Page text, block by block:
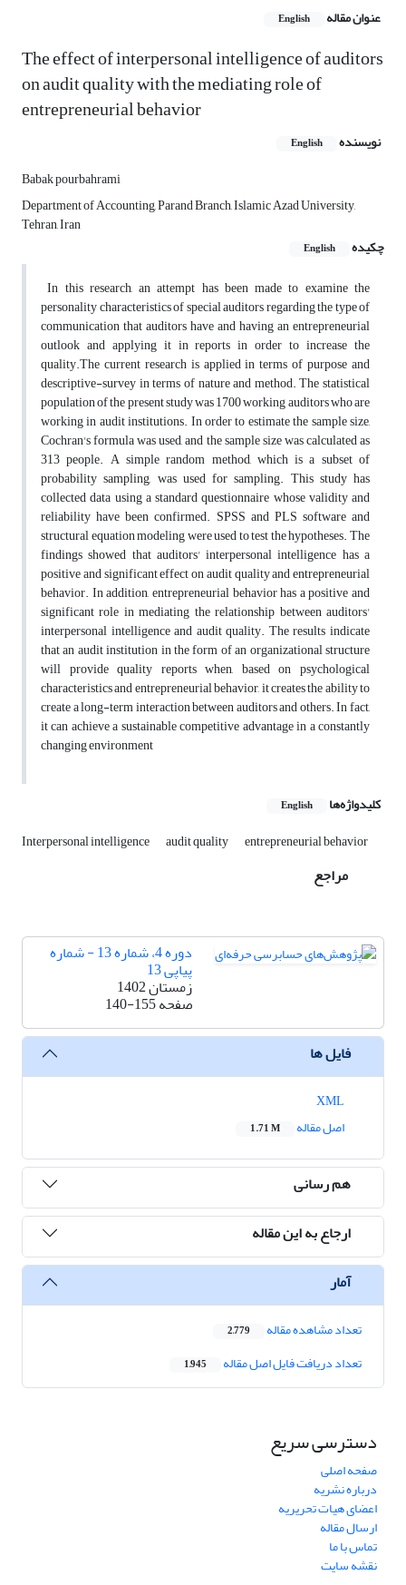
عنوان مقاله English
The effect of interpersonal intelligence of auditors
on audit quality with the mediating role of
entrepreneurial behavior
نویسنده English
Babak pourbahrami
Department of Accounting, Parand Branch, Islamic Azad University,
Tehran, Iran
چکیده
English
In this research, an attempt has been made to examine the
personality characteristics of special auditors regarding the type of
communication that auditors have and having an entrepreneurial
outlook and applying it in reports in order to increase the
quality.The current research is applied in terms of purpose and
descriptive-survey in terms of nature and method. The statistical
population of the present study was 1700 working auditors who are
working in audit institutions. In order to estimate the sample size,
Cochran's formula was used, and the sample size was calculated as
313 people. A simple random method, which is a subset of
probability sampling, was used for sampling. This study has
collected data using a standard questionnaire whose validity and
reliability have been confirmed. SPSS and PLS software and
structural equation modeling were used to test the hypotheses. The
findings showed that auditors' interpersonal intelligence has a
positive and significant effect on audit quality and entrepreneurial
behavior. In addition, entrepreneurial behavior has a positive and
significant role in mediating the relationship between auditors'
interpersonal intelligence and audit quality. The results indicate
that an audit institution in the form of an organizational structure
will provide quality reports when, based on psychological
characteristics and entrepreneurial behavior, it creates the ability to
create a long-term interaction between auditors and others. In fact,
it can achieve a sustainable competitive advantage in a constantly
changing environment
کلیدواژه‌ها English
Interpersonal intelligence audit quality entrepreneurial behavior
مراجع
دوره 4، شماره 13 - شماره
پیاپی 13
زمستان 1402
صفحه140-155
فایل ها
اصل مقاله
1.71 M
هم رسانی
ارجاع به این مقاله
آمار
تعداد مشاهده مقاله 2,779
تعداد دریافت فایل اصل مقاله 1,945
دسترسی سریع
صفحه اصلی
درباره نشریه
اعضای هیات تحریریه
ارسال مقاله
تماس با ما
نقشه سایت